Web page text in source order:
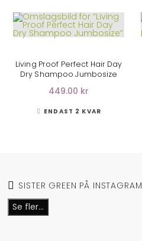
Living Proof Perfect Hair Day
Dry Shampoo Jumbosize
449.00 kr
ENDAST 2 KVAR
SISTER GREEN PÅ INSTAGRAM
Se fler...